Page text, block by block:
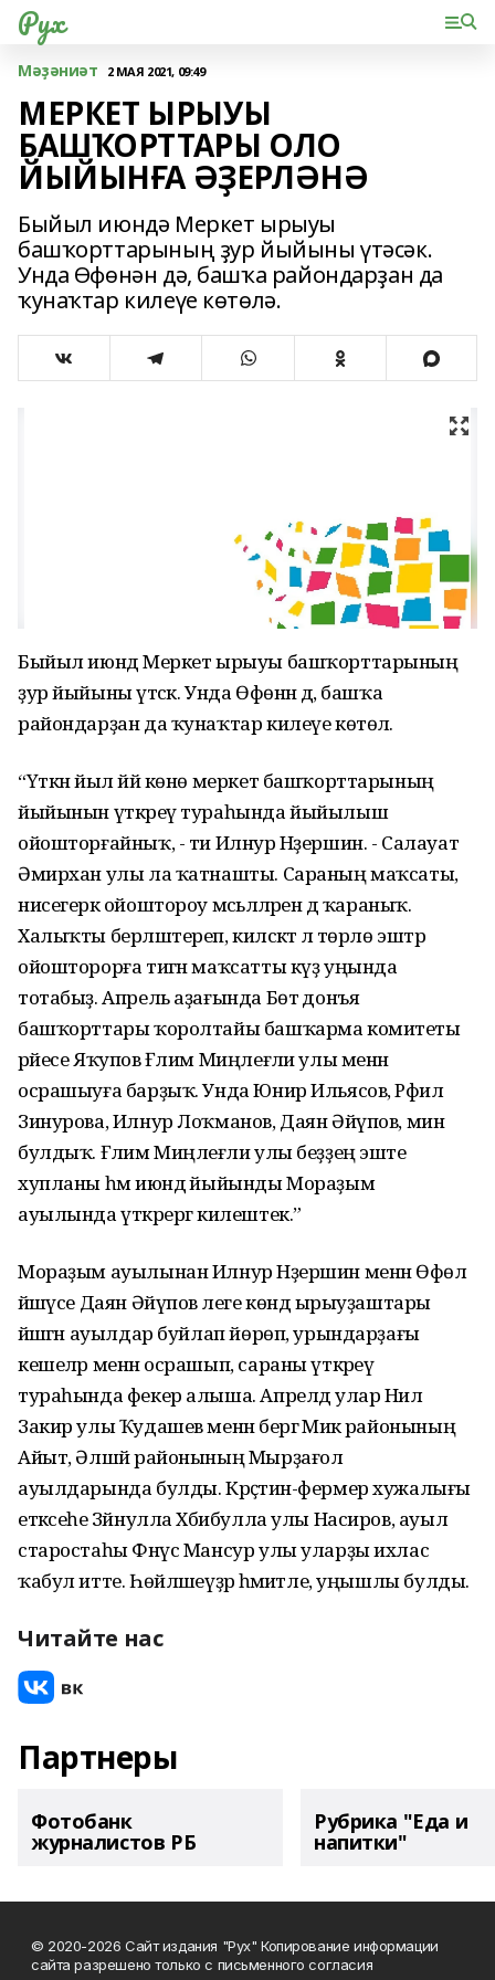
Рух
Мәҙәниәт 2 МАЯ 2021, 09:49
МЕРКЕТ ЫРЫУЫ
БАШҠОРТТАРЫ ОЛО
ЙЫЙЫНҒА ӘҘЕРЛӘНӘ
Быйыл июндә Меркет ырыуы
башҡорттарының ҙур йыйыны үтәсәк.
Унда Өфөнән дә, башҡа райондарҙан да
ҡунаҡтар килеүе көтөлә.
Быйыл июндә Меркет ырыуы башҡорттарының
ҙур йыйыны үтәсәк. Унда Өфөнән дә, башҡа
райондарҙан да ҡунаҡтар килеүе көтөлә.
“Үткән йыл йәй көнө меркет башҡорттарының
йыйынын үткәреү тураһында йыйылыш
ойошторғайныҡ, - ти Илнур Нәҙершин. - Салауат
Әмирхан улы ла ҡатнашты. Сараның маҡсаты,
нисегерәк ойоштороу мәсьәләләрен дә ҡараныҡ.
Халыҡты берләштереп, киләсәктә лә төрлө эштәр
ойошторорға тигән маҡсатты күҙ уңында
тотабыҙ. Апрель аҙағында Бөтә донъя
башҡорттары ҡоролтайы башҡарма комитеты
рәйесе Яҡупов Ғәлим Миңлеғәли улы менән
осрашыуға барҙыҡ. Унда Юнир Ильясов, Рәфилә
Зинурова, Илнур Лоҡманов, Даян Әйүпов, мин
булдыҡ. Ғәлим Миңлеғәли улы беҙҙең эште
хупланы һәм июндә йыйынды Мораҙым
ауылында үткәрергә килештек.”
Мораҙым ауылынан Илнур Нәҙершин менән Өфөлә
йәшәүсе Даян Әйүпов әлеге көндә ырыуҙаштары
йәшәгән ауылдар буйлап йөрөп, урындарҙағы
кешеләр менән осрашып, сараны үткәреү
тураһында фекер алыша. Апрелдә улар Нил
Закир улы Ҡудашев менән бергә Миәкә районының
Айыт, Әлшәй районының Мырҙағол
ауылдарында булды. Крәҫтиән-фермер хужалығы
етәксеһе Зәйнулла Хәбибулла улы Насиров, ауыл
старостаһы Фәнүс Мансур улы уларҙы ихлас
ҡабул итте. Һөйләшеүҙәр әһәмиәтле, уңышлы булды.
Читайте нас
Партнеры
Фотобанк
журналистов РБ
Рубрика "Еда и
напитки"
© 2020-2026 Сайт издания "Рух" Копирование информации
сайта разрешено только с письменного согласия